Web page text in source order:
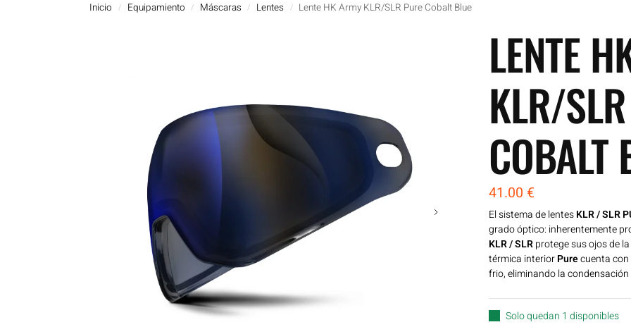
Inicio / Equipamiento / Máscaras / Lentes / Lente HK Army KLR/SLR Pure Cobalt Blue
LENTE
KLR/
COBALT
41.00 €
El sistema de lentesKLR / SLR
grado óptico: inherentemente
KLR / SLRprotege sus ojos de
térmica interiorPurecuenta
frio, eliminando la
Solo quedan 1 disponibles